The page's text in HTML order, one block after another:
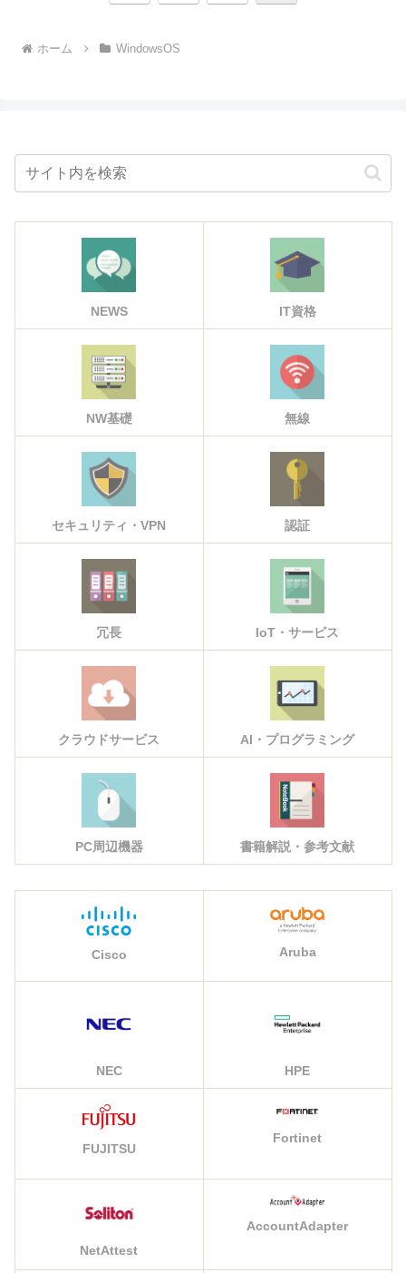
ホーム WindowsOS
NEWS IT資格
NW基礎 無線
セキュリティ・VPN 認証
冗長 IoT・サービス
クラウドサービス AI・プログラミング
PC周辺機器 書籍解説・参考文献
Cisco Aruba
NEC HPE
FUJITSU
Fortinet
NetAttest
AccountAdapter